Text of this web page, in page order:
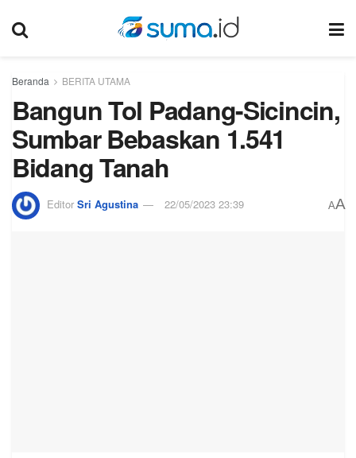
Beranda BERITA UTAMA
Bangun Tol Padang-Sicincin,
Sumbar Bebaskan 1.541
Bidang Tanah
Editor Sri Agustina 22/05/2023 23:39 AA